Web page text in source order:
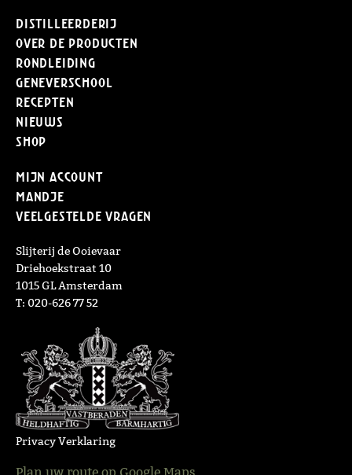
Distilleerderij
Over de producten
Rondleiding
Geneverschool
Recepten
Nieuws
Shop
Mijn Account
Mandje
Veelgestelde vragen
Slijterij de Ooievaar
Driehoekstraat 10
1015 GL Amsterdam
T: 020-626 77 52
Privacy Verklaring